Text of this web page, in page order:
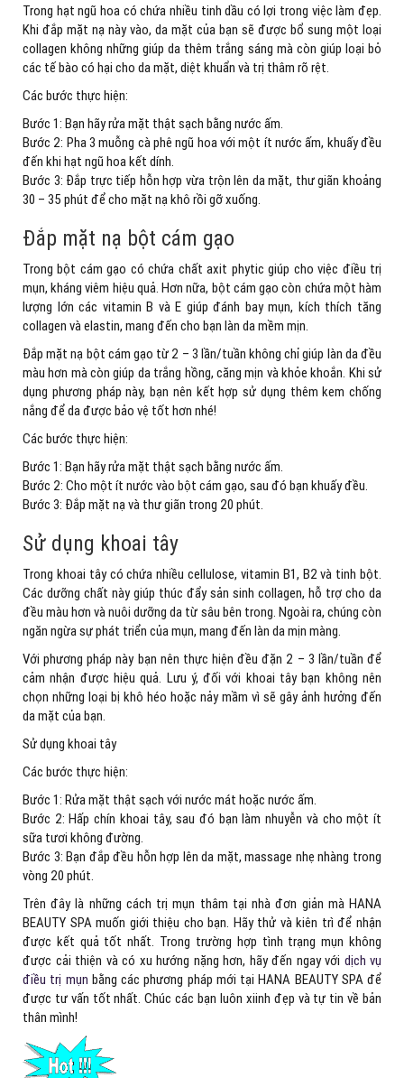
Trong hạt ngũ hoa có chứa nhiều tinh dầu có lợi trong việc làm đẹp.
Khi đắp mặt nạ này vào, da mặt của bạn sẽ được bổ sung một loại
collagen không những giúp da thêm trắng sáng mà còn giúp loại bỏ
các tế bào có hại cho da mặt, diệt khuẩn và trị thâm rõ rệt.
Các bước thực hiện:
Bước 1: Bạn hãy rửa mặt thật sạch bằng nước ấm.
Bước 2: Pha 3 muỗng cà phê ngũ hoa với một ít nước ấm, khuấy đều
đến khi hạt ngũ hoa kết dính.
Bước 3: Đắp trực tiếp hỗn hợp vừa trộn lên da mặt, thư giãn khoảng
30 – 35 phút để cho mặt nạ khô rồi gỡ xuống.
Đắp mặt nạ bột cám gạo
Trong bột cám gạo có chứa chất axit phytic giúp cho việc điều trị
mụn, kháng viêm hiệu quả. Hơn nữa, bột cám gạo còn chứa một hàm
lượng lớn các vitamin B và E giúp đánh bay mụn, kích thích tăng
collagen và elastin, mang đến cho bạn làn da mềm mịn.
Đắp mặt nạ bột cám gạo từ 2 – 3 lần/tuần không chỉ giúp làn da đều
màu hơn mà còn giúp da trắng hồng, căng mịn và khỏe khoắn. Khi sử
dụng phương pháp này, bạn nên kết hợp sử dụng thêm kem chống
nắng để da được bảo vệ tốt hơn nhé!
Các bước thực hiện:
Bước 1: Bạn hãy rửa mặt thật sạch bằng nước ấm.
Bước 2: Cho một ít nước vào bột cám gạo, sau đó bạn khuấy đều.
Bước 3: Đắp mặt nạ và thư giãn trong 20 phút.
Sử dụng khoai tây
Trong khoai tây có chứa nhiều cellulose, vitamin B1, B2 và tinh bột.
Các dưỡng chất này giúp thúc đẩy sản sinh collagen, hỗ trợ cho da
đều màu hơn và nuôi dưỡng da từ sâu bên trong. Ngoài ra, chúng còn
ngăn ngừa sự phát triển của mụn, mang đến làn da mịn màng.
Với phương pháp này bạn nên thực hiện đều đặn 2 – 3 lần/tuần để
cảm nhận được hiệu quả. Lưu ý, đối với khoai tây bạn không nên
chọn những loại bị khô héo hoặc nảy mầm vì sẽ gây ảnh hưởng đến
da mặt của bạn.
Sử dụng khoai tây
Các bước thực hiện:
Bước 1: Rửa mặt thật sạch với nước mát hoặc nước ấm.
Bước 2: Hấp chín khoai tây, sau đó bạn làm nhuyễn và cho một ít
sữa tươi không đường.
Bước 3: Bạn đắp đều hỗn hợp lên da mặt, massage nhẹ nhàng trong
vòng 20 phút.
Trên đây là những cách trị mụn thâm tại nhà đơn giản mà HANA
BEAUTY SPA muốn giới thiệu cho bạn. Hãy thử và kiên trì để nhận
được kết quả tốt nhất. Trong trường hợp tình trạng mụn không
được cải thiện và có xu hướng nặng hơn, hãy đến ngay với dịch vụ
điều trị mụn bằng các phương pháp mới tại HANA BEAUTY SPA để
được tư vấn tốt nhất. Chúc các bạn luôn xiinh đẹp và tự tin về bản
thân mình!